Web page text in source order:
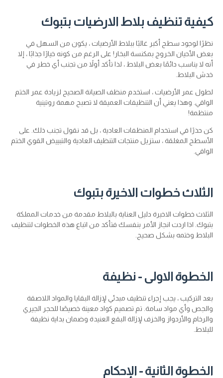
كيفية تنظيف بلاط الارضيات بتبوك
نظرًا لوجود سطح أكبر غالبًا ببلاط الأرضيات ، يكون من السهل في
بعض الأحيان الخروج بمكنسة البخار! على الرغم من كونه خيارًا جذابًا ، إلا
أنه لا يناسب دائمًا بعض البلاط ، لذا تأكد أولاً من تجنب أي خطر في
خدش البلاط.
لطول عمر الأرضيات ، استخدم منظف الصيانة الصحيح لزيادة عمر الختم
الواقي. وهذا يعني أن التنظيفات العميقة لا تصبح مهمة روتينية
منتظمة!
كن حذرًا في استخدام المنظفات العادية ، بل قد نقول تجنب ذلك. على
الأسطح المغلقة ، ستزيل منتجات التنظيف العادية والتبييض القوي الختم
الواقي.
الثلاث خطوات الاخيرة بتبوك
الثلاث خطوات الاخيرة دليل العناية بالبلاط مقدمة من خدمات المملكة
بتبوك. اذا اردت انجاز الأمر بنفسك فتأكد من اتباع هذه الخطوات لتنظيف
البلاط وختمه بشكل صحيح.
الخطوة الاولى - نظيفة
بعد التركيب ، يجب إجراء تنظيف مبدئي لإزالة البقايا والمواد اللاصقة
والجص وأي مواد سامة. تم تصميم كواد معينة خصيصًا للحجر الجيري
والرخام والأردواز والخزف لإزالة البقع العنيدة وضمان بداية نظيفة
للبلاط.
الخطوة الثانية - الإحكام